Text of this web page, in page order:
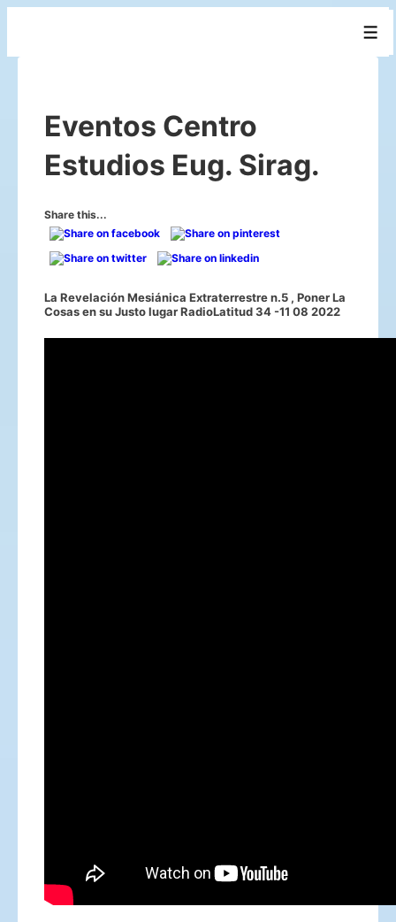
principalEventos Centro
Estudios Eug. Sirag.
Share this...
La Revelación Mesiánica Extraterrestre n.5 , Poner La
Cosas en su Justo lugar RadioLatitud 34 -11 08 2022